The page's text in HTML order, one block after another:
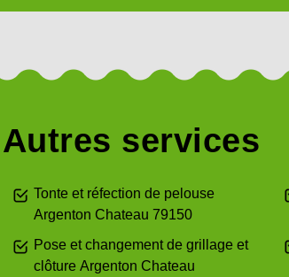
Autres services
Tonte et réfection de pelouse
Argenton Chateau 79150
Pose et changement de grillage et
clôture Argenton Chateau